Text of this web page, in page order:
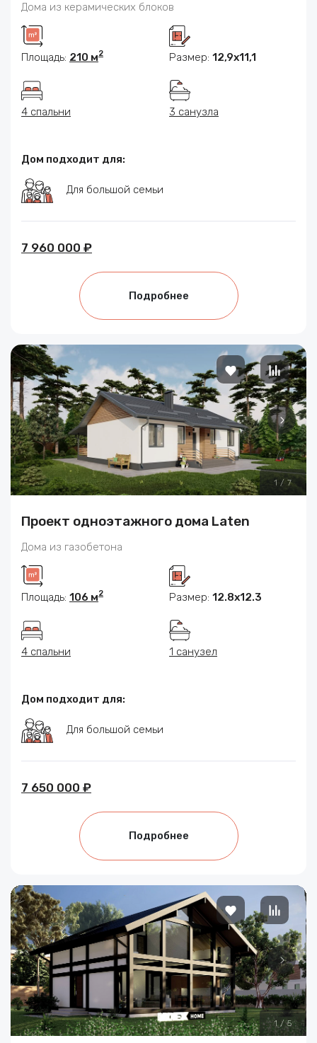
Дома из керамических блоков
Площадь: 210 м2 Размер: 12,9х11,1
4 спальни 3 санузла
Дом подходит для:
Для большой семьи
7 960 000 ₽
Подробнее
1 / 7
Проект одноэтажного дома Laten
Дома из газобетона
Площадь: 106 м2 Размер: 12.8х12.3
4 спальни 1 санузел
Дом подходит для:
Для большой семьи
7 650 000 ₽
Подробнее
1 / 5